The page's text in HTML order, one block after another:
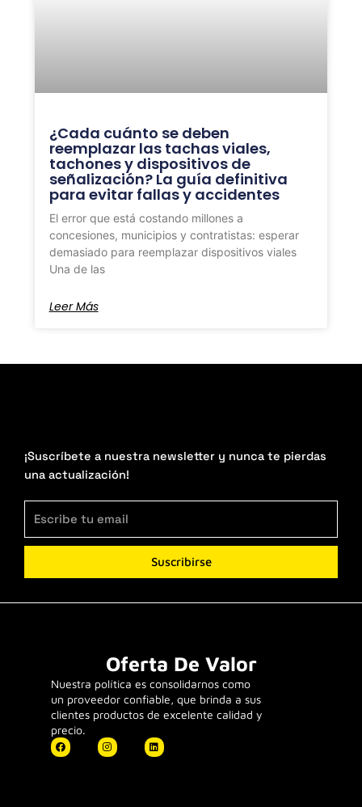
¿Cada cuánto se deben
reemplazar las tachas viales,
tachones y dispositivos de
señalización? La guía definitiva
para evitar fallas y accidentes
El error que está costando millones a
concesiones, municipios y contratistas: esperar
demasiado para reemplazar dispositivos viales
Una de las
Leer Más
¡Suscríbete a nuestra newsletter y nunca te pierdas
una actualización!
Suscribirse
Oferta De Valor
Nuestra política es consolidarnos como
un proveedor confiable, que brinda a sus
clientes productos de excelente calidad y
precio.
F
a
c
I
n
s
L
i
n